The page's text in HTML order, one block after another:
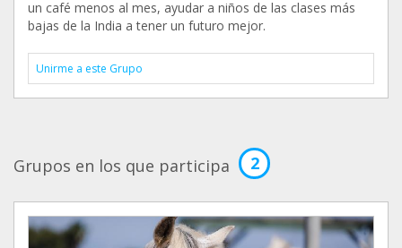
un café menos al mes, ayudar a niños de las clases más
bajas de la India a tener un futuro mejor.
Unirme a este Grupo
Grupos en los que participa 2